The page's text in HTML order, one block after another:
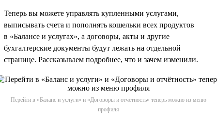
Теперь вы можете управлять купленными услугами,
выписывать счета и пополнять кошельки всех продуктов
в «Балансе и услугах», а договоры, акты и другие
бухгалтерские документы будут лежать на отдельной
странице. Рассказываем подробнее, что и зачем изменили.
Перейти в «Баланс и услуги» и «Договоры и отчётность» теперь можно из меню
профиля